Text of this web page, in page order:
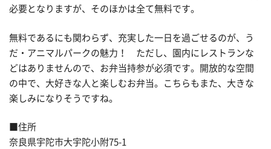
必要となりますが、そのほかは全て無料です。
無料であるにも関わらず、充実した一日を過ごせるのが、う
だ・アニマルパークの魅力！ ただし、園内にレストランな
どはありませんので、お弁当持参が必須です。開放的な空間
の中で、大好きな人と楽しむお弁当。こちらもまた、大きな
楽しみになりそうですね。
■住所
奈良県宇陀市大宇陀小附75-1